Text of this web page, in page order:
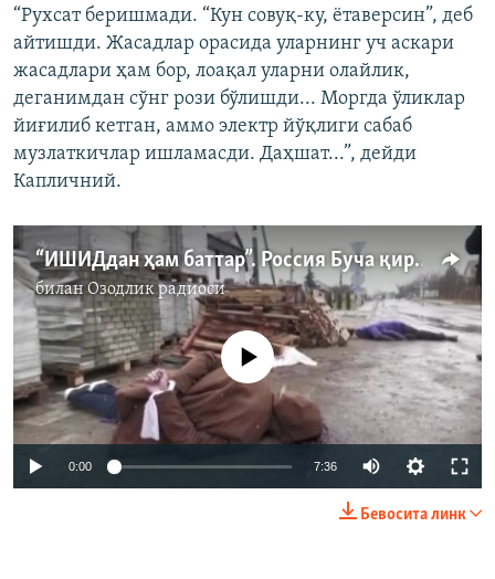
“Рухсат беришмади. “Кун совуқ-ку, ётаверсин”, деб
айтишди. Жасадлар орасида уларнинг уч аскари
жасадлари ҳам бор, лоақал уларни олайлик,
деганимдан сўнг рози бўлишди... Моргда ўликлар
йиғилиб кетган, аммо электр йўқлиги сабаб
музлаткичлар ишламасди. Даҳшат...”, дейди
Капличний.
“ИШИДдан ҳам баттар”. Россия Буча қирғинида айбланмоқда
билан Озодлик радиоси
Айни дамда медиа-манба мавжуд эмас
0:00 7:36
Бевосита линк